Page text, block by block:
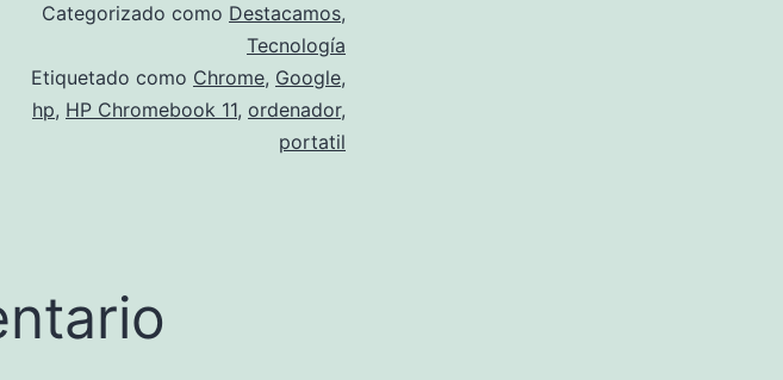
Categorizado como Destacamos,
Tecnología
Etiquetado como Chrome, Google,
hp, HP Chromebook 11, ordenador,
portatil